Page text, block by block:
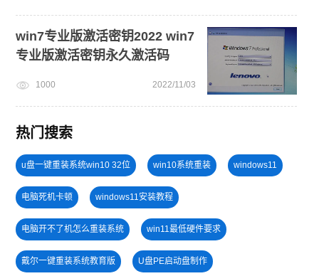
win7专业版激活密钥2022 win7
专业版激活密钥永久激活码
1000 2022/11/03
热门搜索
u盘一键重装系统win10 32位 win10系统重装 windows11
电脑死机卡顿 windows11安装教程
电脑开不了机怎么重装系统 win11最低硬件要求
戴尔一键重装系统教育版 U盘PE启动盘制作